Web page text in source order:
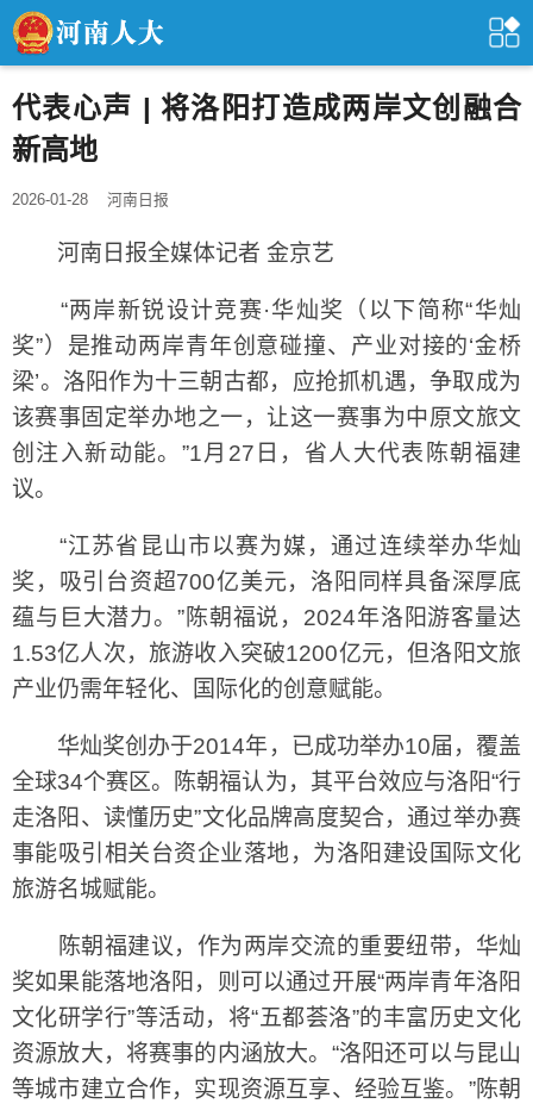
代表心声 | 将洛阳打造成两岸文创融合
新高地
2026-01-28 河南日报
河南日报全媒体记者 金京艺
“两岸新锐设计竞赛·华灿奖（以下简称“华灿
奖”）是推动两岸青年创意碰撞、产业对接的‘金桥
梁’。洛阳作为十三朝古都，应抢抓机遇，争取成为
该赛事固定举办地之一，让这一赛事为中原文旅文
创注入新动能。”1月27日，省人大代表陈朝福建
议。
“江苏省昆山市以赛为媒，通过连续举办华灿
奖，吸引台资超700亿美元，洛阳同样具备深厚底
蕴与巨大潜力。”陈朝福说，2024年洛阳游客量达
1.53亿人次，旅游收入突破1200亿元，但洛阳文旅
产业仍需年轻化、国际化的创意赋能。
华灿奖创办于2014年，已成功举办10届，覆盖
全球34个赛区。陈朝福认为，其平台效应与洛阳“行
走洛阳、读懂历史”文化品牌高度契合，通过举办赛
事能吸引相关台资企业落地，为洛阳建设国际文化
旅游名城赋能。
陈朝福建议，作为两岸交流的重要纽带，华灿
奖如果能落地洛阳，则可以通过开展“两岸青年洛阳
文化研学行”等活动，将“五都荟洛”的丰富历史文化
资源放大，将赛事的内涵放大。“洛阳还可以与昆山
等城市建立合作，实现资源互享、经验互鉴。”陈朝